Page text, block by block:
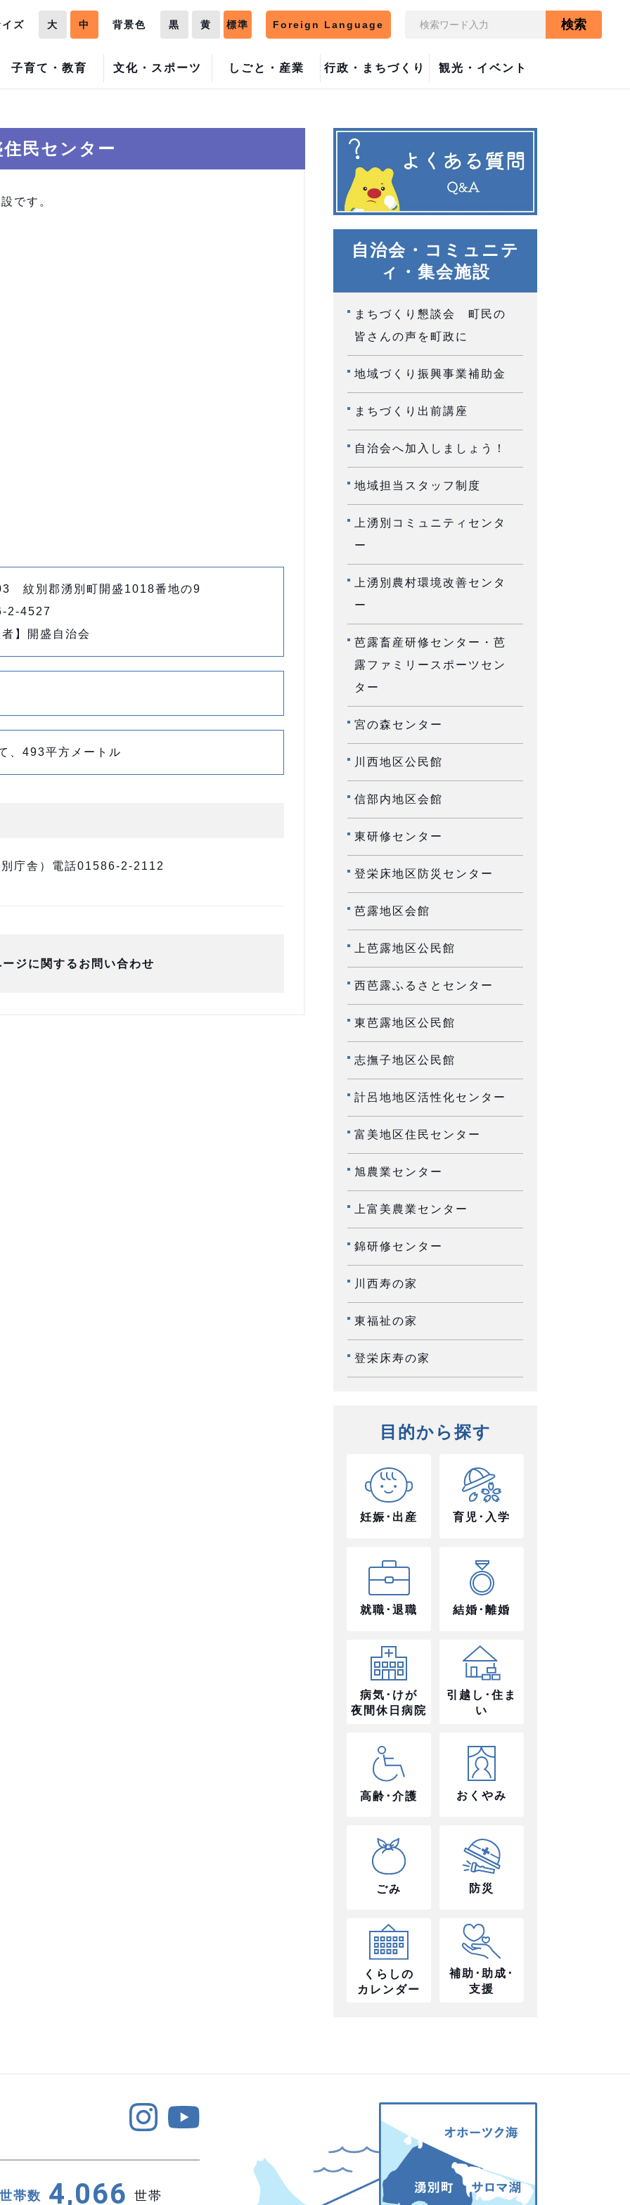
子育て・教育 文化・スポーツ しごと・産業 行政・まちづくり 観光・イベント
ズ 大 中 背景色 黒 黄 標準 Foreign Language 検索
民センター
です。
紋別郡湧別町開盛1018番地の9
2-4527
】開盛自治会
、493平方メートル
庁舎）電話01586-2-2112
ジに関するお問い合わせ
自治会・コミュニテ
ィ・集会施設
まちづくり懇談会 町民の
皆さんの声を町政に
地域づくり振興事業補助金
まちづくり出前講座
自治会へ加入しましょう！
地域担当スタッフ制度
上湧別コミュニティセンタ
ー
上湧別農村環境改善センタ
ー
芭露畜産研修センター・芭
露ファミリースポーツセン
ター
宮の森センター
川西地区公民館
信部内地区会館
東研修センター
登栄床地区防災センター
芭露地区会館
上芭露地区公民館
西芭露ふるさとセンター
東芭露地区公民館
志撫子地区公民館
計呂地地区活性化センター
富美地区住民センター
旭農業センター
上富美農業センター
錦研修センター
川西寿の家
東福祉の家
登栄床寿の家
目的から探す
妊娠･出産 育児･入学
就職･退職 結婚･離婚
病気･けが
夜間休日病院
引越し･住ま
い
高齢･介護 おくやみ
ごみ 防災
くらしの
カレンダー
補助･助成･
支援
世帯数 4,066 世帯